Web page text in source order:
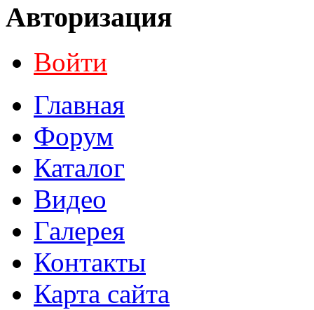
Авторизация
Войти
Главная
Форум
Каталог
Видео
Галерея
Контакты
Карта сайта